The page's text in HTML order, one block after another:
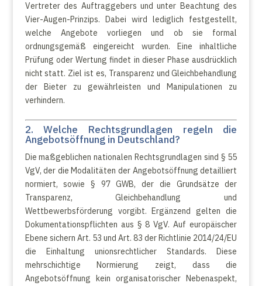
Vertreter des Auftraggebers und unter Beachtung des
Vier-Augen-Prinzips. Dabei wird lediglich festgestellt,
welche Angebote vorliegen und ob sie formal
ordnungsgemäß eingereicht wurden. Eine inhaltliche
Prüfung oder Wertung findet in dieser Phase ausdrücklich
nicht statt. Ziel ist es, Transparenz und Gleichbehandlung
der Bieter zu gewährleisten und Manipulationen zu
verhindern.
2. Welche Rechtsgrundlagen regeln die
Angebotsöffnung in Deutschland?
Die maßgeblichen nationalen Rechtsgrundlagen sind § 55
VgV, der die Modalitäten der Angebotsöffnung detailliert
normiert, sowie § 97 GWB, der die Grundsätze der
Transparenz, Gleichbehandlung und
Wettbewerbsförderung vorgibt. Ergänzend gelten die
Dokumentationspflichten aus § 8 VgV. Auf europäischer
Ebene sichern Art. 53 und Art. 83 der Richtlinie 2014/24/EU
die Einhaltung unionsrechtlicher Standards. Diese
mehrschichtige Normierung zeigt, dass die
Angebotsöffnung kein organisatorischer Nebenaspekt,